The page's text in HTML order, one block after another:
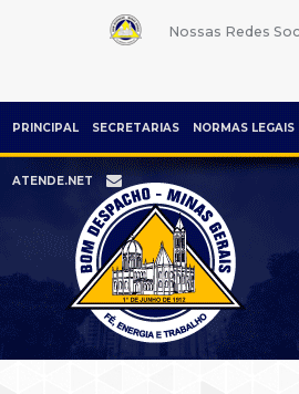
Nossas Redes
PRINCIPAL SECRETARIAS NORMAS LEGAIS
ATENDE.NET